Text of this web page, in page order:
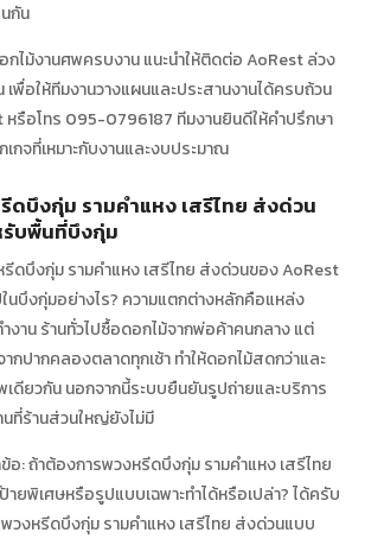
กัน
กไม้งานศพครบงาน แนะนำให้ติดต่อ AoRest ล่วง
พื่อให้ทีมงานวางแผนและประสานงานได้ครบถ้วน
หรือโทร 095-0796187 ทีมงานยินดีให้คำปรึกษา
กจที่เหมาะกับงานและงบประมาณ
ดบึงกุ่ม รามคำแหง เสรีไทย ส่งด่วน
บพื้นที่บึงกุ่ม
ดบึงกุ่ม รามคำแหง เสรีไทย ส่งด่วนของ AoRest
นบึงกุ่มอย่างไร? ความแตกต่างหลักคือแหล่ง
งาน ร้านทั่วไปซื้อดอกไม้จากพ่อค้าคนกลาง แต่
กปากคลองตลาดทุกเช้า ทำให้ดอกไม้สดกว่าและ
เดียวกัน นอกจากนี้ระบบยืนยันรูปถ่ายและบริการ
นที่ร้านส่วนใหญ่ยังไม่มี
อ: ถ้าต้องการพวงหรีดบึงกุ่ม รามคำแหง เสรีไทย
ยพิเศษหรือรูปแบบเฉพาะทำได้หรือเปล่า? ได้ครับ
งหรีดบึงกุ่ม รามคำแหง เสรีไทย ส่งด่วนแบบ